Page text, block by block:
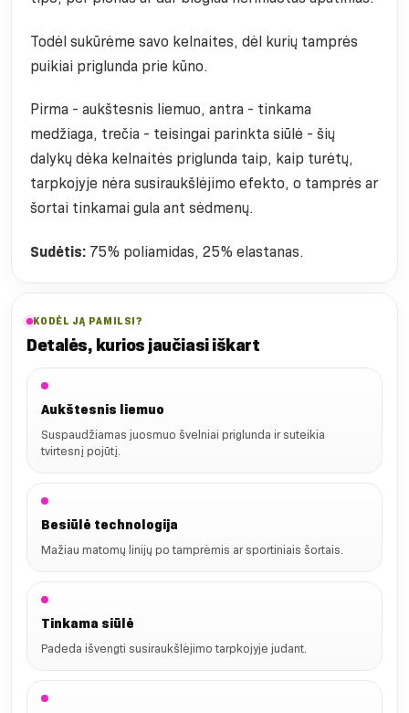
Todėl sukūrėme savo kelnaites, dėl kurių tamprės
puikiai priglunda prie kūno.
Pirma - aukštesnis liemuo, antra - tinkama
medžiaga, trečia - teisingai parinkta siūlė - šių
dalykų dėka kelnaitės priglunda taip, kaip turėtų,
tarpkojyje nėra susiraukšlėjimo efekto, o tamprės ar
šortai tinkamai gula ant sėdmenų.
Sudėtis: 75% poliamidas, 25% elastanas.
KODĖL JĄ PAMILSI?
Detalės, kurios jaučiasi iškart
Aukštesnis liemuo
Suspaudžiamas juosmuo švelniai priglunda ir suteikia
tvirtesnį pojūtį.
Besiūlė technologija
Mažiau matomų linijų po tamprėmis ar sportiniais šortais.
Tinkama siūlė
Padeda išvengti susiraukšlėjimo tarpkojyje judant.